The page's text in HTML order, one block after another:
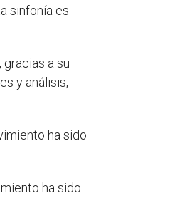
sinfonía es
a su
y análisis,
ha sido
ha sido